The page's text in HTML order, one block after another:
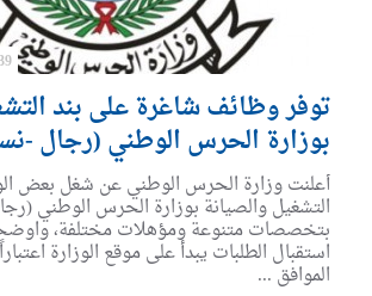
توفر وظائف شاغرة على بند
بوزارة الحرس الوطني (رجال -
أعلنت وزارة الحرس الوطني عن شغل بعض
التشغيل والصيانة بوزارة الحرس الوطني
بتخصصات متنوعة ومؤهلات مختلفة،
استقبال الطلبات يبدأ على موقع الوزارة
الموافق ...